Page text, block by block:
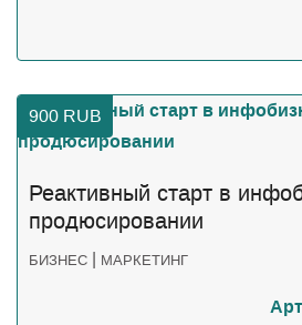
900 RUB
Реактивный старт в
продюсировании
БИЗНЕС | МАРКЕТИНГ